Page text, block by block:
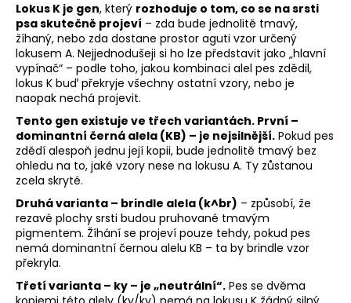
Lokus K je gen, který rozhoduje o tom, co se na srsti
psa skutečně projeví – zda bude jednolitě tmavý,
žíhaný, nebo zda dostane prostor aguti vzor určený
lokusem A. Nejjednodušeji si ho lze představit jako „hlavní
vypínač“ – podle toho, jakou kombinaci alel pes zdědil,
lokus K buď překryje všechny ostatní vzory, nebo je
naopak nechá projevit.
Tento gen existuje ve třech variantách. První –
dominantní černá alela (KB) – je nejsilnější. Pokud pes
zdědí alespoň jednu její kopii, bude jednolitě tmavý bez
ohledu na to, jaké vzory nese na lokusu A. Ty zůstanou
zcela skryté.
Druhá varianta – brindle alela (k^br) – způsobí, že
rezavé plochy srsti budou pruhované tmavým
pigmentem. Žíhání se projeví pouze tehdy, pokud pes
nemá dominantní černou alelu KB – ta by brindle vzor
překryla.
Třetí varianta – ky – je „neutrální“. Pes se dvěma
C
o
p
o
t
ř
e
b
u
j
e
t
e
n